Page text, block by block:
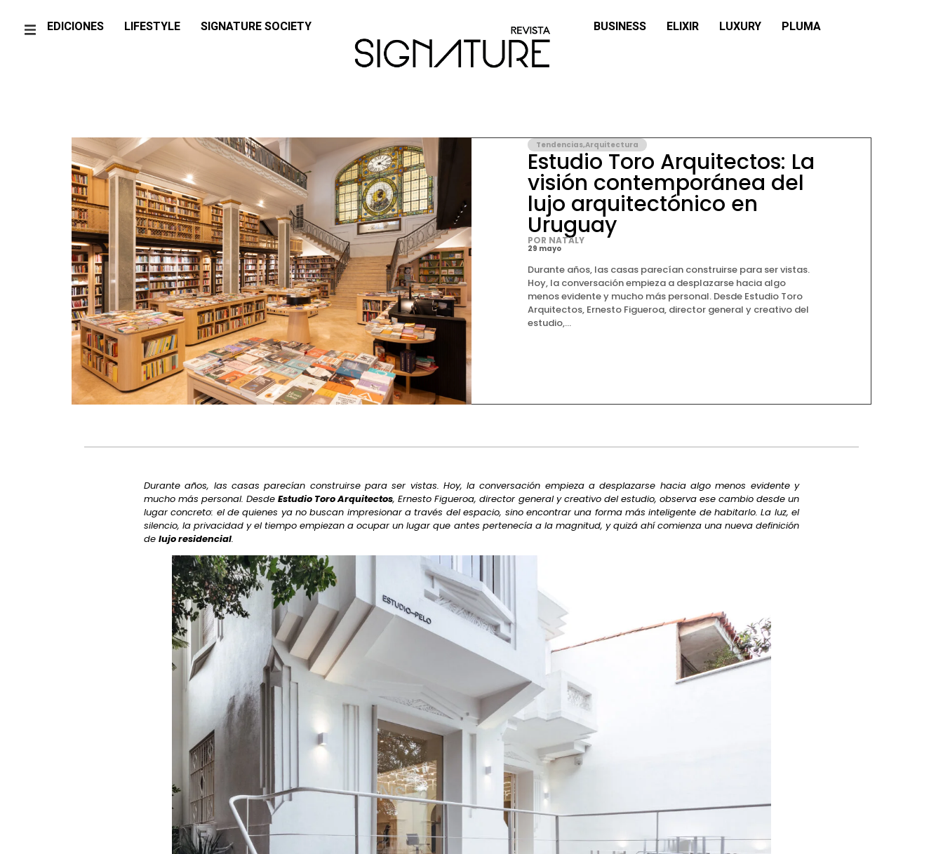
EDICIONES LIFESTYLE SIGNATURE SOCIETY BUSINESS ELIXIR LUXURY PLUMA
Tendencias,Arquitectura
Estudio Toro Arquitectos: La
visión contemporánea del
lujo arquitectónico en
Uruguay
POR NATALY
29 mayo
Durante años, las casas parecían construirse para ser vistas.
Hoy, la conversación empieza a desplazarse hacia algo
menos evidente y mucho más personal. Desde Estudio Toro
Arquitectos, Ernesto Figueroa, director general y creativo del
estudio,...
Durante años, las casas parecían construirse para ser vistas. Hoy, la conversación empieza a desplazarse hacia algo menos evidente y
mucho más personal. DesdeEstudio Toro Arquitectos, Ernesto Figueroa, director general y creativo del estudio, observa ese cambio desde un
lugar concreto: el de quienes ya no buscan impresionar a través del espacio, sino encontrar una forma más inteligente de habitarlo. La luz, el
silencio, la privacidad y el tiempo empiezan a ocupar un lugar que antes pertenecía a la magnitud, y quizá ahí comienza una nueva definición
de lujo residencial.